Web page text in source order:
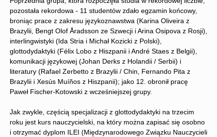
pozostała rekordowa - 11 studentów zdało egzamin końcowy,
broniąc prace z zakresu językoznawstwa (Karina Oliveira z
Brazylii, Bengt Olof Åradsson ze Szwecji i Arina Osipova z Rosji),
interlingwistyki (Ida Stria i Michał Kozicki z Polski),
glottodydaktyki (Félix Lobo z Hiszpanii i André Staes z Belgii),
komunikacji językowej (Johan Derks z Holandii / Serbii) i
literatury (Rafael Zerbetto z Brazylii / Chin, Fernando Pita z
Brazylii i Xesús Muíños z Hiszpanii); jako 12. obronił pracę
Paweł Fischer-Kotowski z wcześniejszej grupy.
Jak zwykle, częścią specjalizacji z glottodydaktyki na trzecim
roku jest kurs nauczycielski, na który można zapisać się osobno
i otrzymać dyplom ILEI (Międzynarodowego Związku Nauczycieli